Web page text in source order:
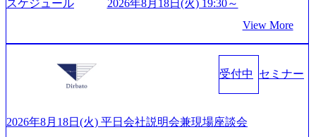
トに入社し最年少ディレクターを経てXspearに参画 - 梶田
案、人事組織テーマに強みを持ち、メディア・エンタメ業
界においてはDX戦略立案、NFT等の新規事業立案を得意と
する。 - 藏満 一馬氏：アクセンチュア出身。金融業界を中
心に、DX戦略策定、新規事業立案、組織変革、規制対応等
の幅広いプロジェクトを主導する。 - 天野 善仁氏：19卒Pw
ページ (https://www.xspear.co.jp/career/interviews/) 戦略だけの
ね、ワークライフバランスを図りながら効率的に働くこと
ができる 【休日】 土日祝休みの完全週休2日制 2025年度の
休暇は年間24日（4月1日入社の場合）で、入社日に付与さ
れます。 年次有給休暇の残日数は、翌年度に繰り越すこと
ができます。 慶弔休暇は、事由により取得可能日数は異な
ュ休暇は、規程で定める勤続年数ごとに、連続5日のリフレ
ッシュ休暇を取得できます。 【育児や子の看護、介護など
重する姿勢を持ち、将来の株価成長を取り込むスキームの
&A業界のリーディングカンパニーであり、領域にこだわら
ず幅広い案件に携わりながら自己成長とキャリアの挑戦が
可能 M&Aセンター出身者3名がメインメンバーであり、経
験豊富なアドバイザーと共に働くことで、M&Aや財務アド
バイザリーなどの専門知識を獲得し、キャリアを発展させ
となり、平均3000万～4000万の年収となる 内訳としては個
スケジュール
2026年8月18日(火) 19:30～
View More
受付中 セミナー
2026年8月18日(火) 平日会社説明会兼現場座談会